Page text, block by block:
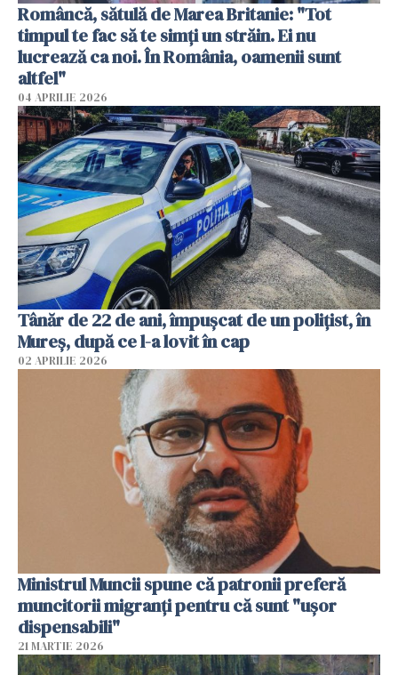
Româncă, sătulă de Marea Britanie: "Tot
timpul te fac să te simți un străin. Ei nu
lucrează ca noi. În România, oamenii sunt
altfel"
04 APRILIE 2026
Tânăr de 22 de ani, împușcat de un polițist, în
Mureș, după ce l-a lovit în cap
02 APRILIE 2026
Ministrul Muncii spune că patronii preferă
muncitorii migranți pentru că sunt "uşor
dispensabili"
21 MARTIE 2026